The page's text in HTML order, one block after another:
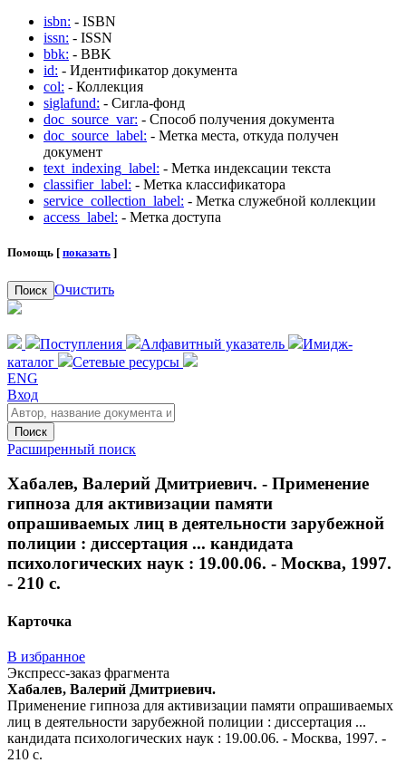
isbn: - ISBN
issn: - ISSN
bbk: - BBK
id: - Идентификатор документа
col: - Коллекция
siglafund: - Сигла-фонд
doc_source_var: - Способ получения документа
doc_source_label: - Метка места, откуда получен
документ
text_indexing_label: - Метка индексации текста
classifier_label: - Метка классификатора
service_collection_label: - Метка служебной коллекции
access_label: - Метка доступа
Помощь [ показать ]
Поиск Очистить
Поступления Алфавитный указатель
Имидж-
каталог
Сетевые ресурсы
ENG
Вход
Поиск
Расширенный поиск
Хабалев, Валерий Дмитриевич. - Применение
гипноза для активизации памяти
опрашиваемых лиц в деятельности зарубежной
полиции : диссертация ... кандидата
психологических наук : 19.00.06. - Москва, 1997.
- 210 с.
Карточка
В избранное
Экспресс-заказ фрагмента
Хабалев, Валерий Дмитриевич.
Применение гипноза для активизации памяти опрашиваемых
лиц в деятельности зарубежной полиции : диссертация ...
кандидата психологических наук : 19.00.06. - Москва, 1997. -
210 с.